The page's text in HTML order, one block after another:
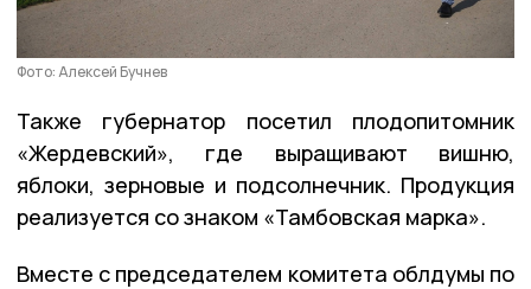
Фото: Алексей Бучнев
Также губернатор посетил плодопитомник
«Жердевский», где выращивают вишню,
яблоки, зерновые и подсолнечник. Продукция
реализуется со знаком «Тамбовская марка».
Вместе с председателем комитета облдумы по